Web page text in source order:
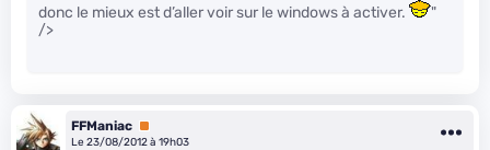
donc le mieux est d’aller voir sur le windows à activer.
"
/>
FFManiac Premium
Le 23/08/2012 à 19h03